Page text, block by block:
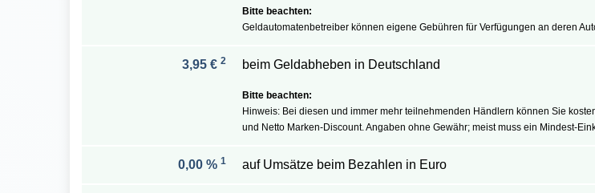
Geldautomatenbetreiber können eigene Gebühren für Verfügungen an deren
3,95 € 2 beim Geldabheben in Deutschland
Hinweis: Bei diesen und immer mehr teilnehmenden Händlern können Sie
und Netto Marken-Discount. Angaben ohne Gewähr; meist muss ein Mindest-
0,00 % 1 auf Umsätze beim Bezahlen in Euro